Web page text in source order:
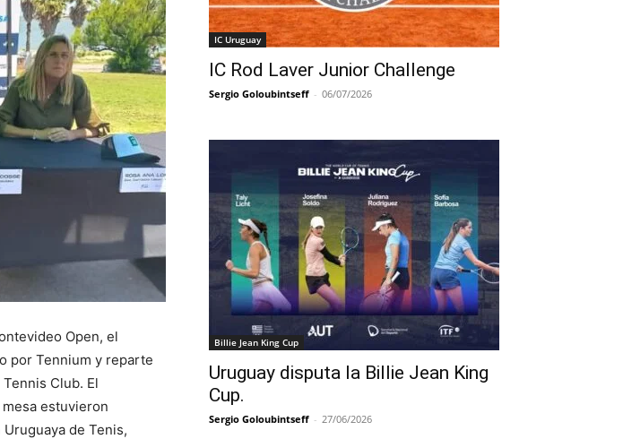
Open, el
por Tennium y reparte
Club. El
estuvieron
de Tenis,
IC Uruguay
IC Rod Laver Junior Challenge
Sergio Goloubintseff - 06/07/2026
Billie Jean King Cup
Uruguay disputa la Billie Jean King
Cup.
Sergio Goloubintseff - 27/06/2026